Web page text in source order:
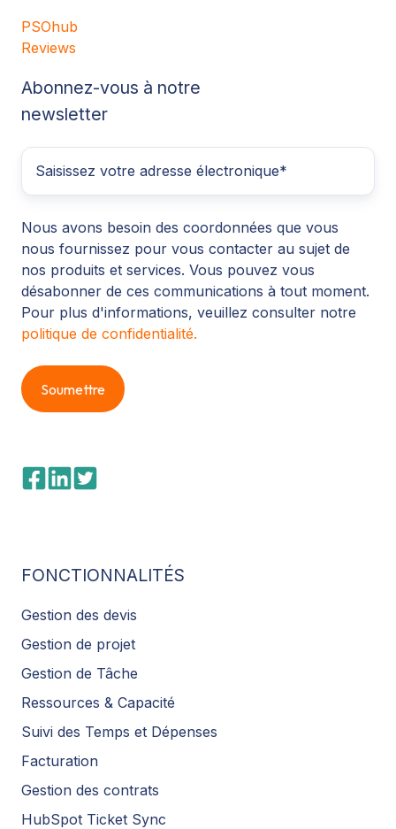
PSOhub
Reviews
Abonnez-vous à notre
newsletter
Nous avons besoin des coordonnées que vous
nous fournissez pour vous contacter au sujet de
nos produits et services. Vous pouvez vous
désabonner de ces communications à tout moment.
Pour plus d'informations, veuillez consulter notre
politique de confidentialité.
FONCTIONNALITÉS
Gestion des devis
Gestion de projet
Gestion de Tâche
Ressources & Capacité
Suivi des Temps et Dépenses
Facturation
Gestion des contrats
HubSpot Ticket Sync